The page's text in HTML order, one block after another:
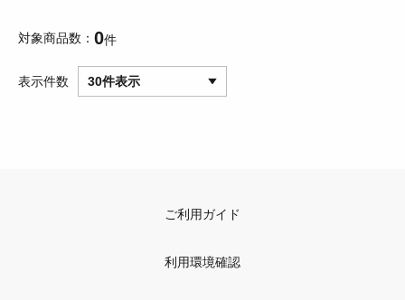
対象商品数 0件
表示件数 30件表示
ご利用ガイド
利用環境確認